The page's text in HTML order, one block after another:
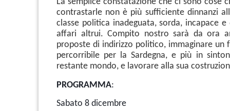
La semplice constatazione che ci sono cose
contrastarle non è più sufficiente dinnanzi
classe politica inadeguata, sorda, incapace
affari altrui. Compito nostro sarà da ora
proposte di indirizzo politico, immaginare un
percorribile per la Sardegna, e più in
restante mondo, e lavorare alla sua
PROGRAMMA:
Sabato 8 dicembre